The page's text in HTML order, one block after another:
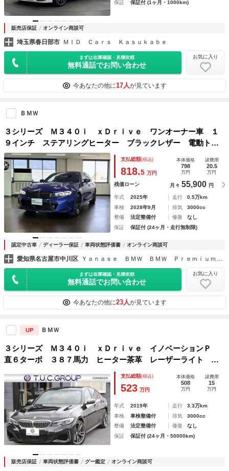
保証 保証付 (1ヶ月・1000km)
販売店保証 オンライン商談可
埼玉県春日部市 ＭＩＤ Ｃａｒｓ Ｋａｓｕｋａｂｅ
まずは在庫確認・見積依頼
無料通話でお問い合わせ
お気に入り
今あなたの他に17人が見ています
ＢＭＷ
３シリーズ Ｍ３４０ｉ ｘＤｒｉｖｅ ワンオーナー車 １
９インチ ステアリングヒーター ブラックレザー 電動トラ
ンクゲート ハーマンカードンスピーカー
支払総額(税込)
818.5 万円
本体価格
798
万円
諸費用
20.5
万円
残価ローン 月々 55,900 円
年式 2025年 走行
0.5万km
車検
2028年9月 排気
3000cc
整備
法定整備付 修復
なし
保証
保証付 (24ヶ月・走行無制限)
認定中古車 ディーラー保証 車両状態評価書 オンライン商談可
愛知県名古屋市中川区
まずは在庫確認・見積依頼
無料通話でお問い合わせ
お気に入り
今あなたの他に23人が見ています
UP ＢＭＷ
３シリーズ Ｍ３４０ｉ ｘＤｒｉｖｅ イノベーションＰ
直６ターボ ３８７馬力 ヒーター茶革 レーザーライト 渋
滞ハンズオフ 追ＡＣＣ ＨＵＤ ハーマンカードン アップ
ルカープレイ タッチ画面ナビＴＶ ３６０度カメラ 可変Ｍ
サス ２年保証
支払総額(税込)
523 万円
本体価格
508
万円
諸費用
15
万円
年式 2019年 走行
3.3万km
車検
車検整備付 排気
3000cc
整備
法定整備付 修復
なし
保証
保証付 (24ヶ月・50000km)
販売店保証 車両状態評価書 グー鑑定 オンライン商談可